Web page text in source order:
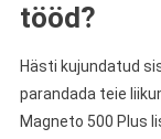
tööd?
Hästi kujundatud
parandada teie
Magneto 500 Plus